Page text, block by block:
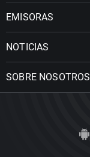
EMISORAS
NOTICIAS
SOBRE NOSOTROS